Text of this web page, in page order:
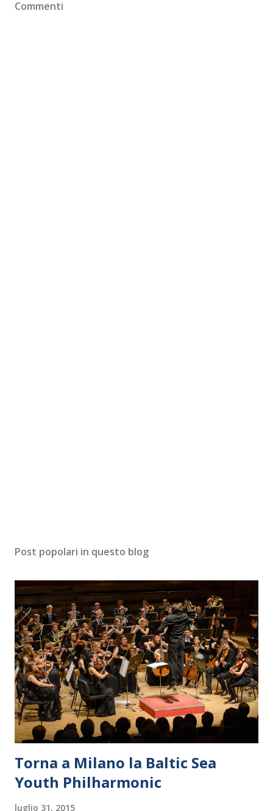
Commenti
Post popolari in questo blog
Torna a Milano la Baltic Sea
Youth Philharmonic
luglio 31, 2015